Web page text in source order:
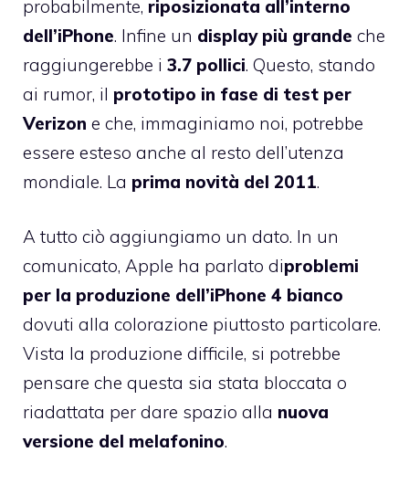
probabilmente, riposizionata all’interno
dell’iPhone. Infine un display più grande che
raggiungerebbe i 3.7 pollici. Questo, stando
ai rumor, il prototipo in fase di test per
Verizon e che, immaginiamo noi, potrebbe
essere esteso anche al resto dell’utenza
mondiale. La prima novità del 2011.
A tutto ciò aggiungiamo un dato. In un
comunicato, Apple ha parlato diproblemi
per la produzione dell’iPhone 4 bianco
dovuti alla colorazione piuttosto particolare.
Vista la produzione difficile, si potrebbe
pensare che questa sia stata bloccata o
riadattata per dare spazio alla nuova
versione del melafonino.